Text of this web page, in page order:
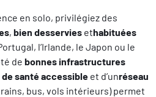
en solo, privilégiez des
, bien desservies ethabituées
l’Irlande, le Japon ou le
de bonnes infrastructures
de santé accessible et d’unréseau
bus, vols intérieurs) permet